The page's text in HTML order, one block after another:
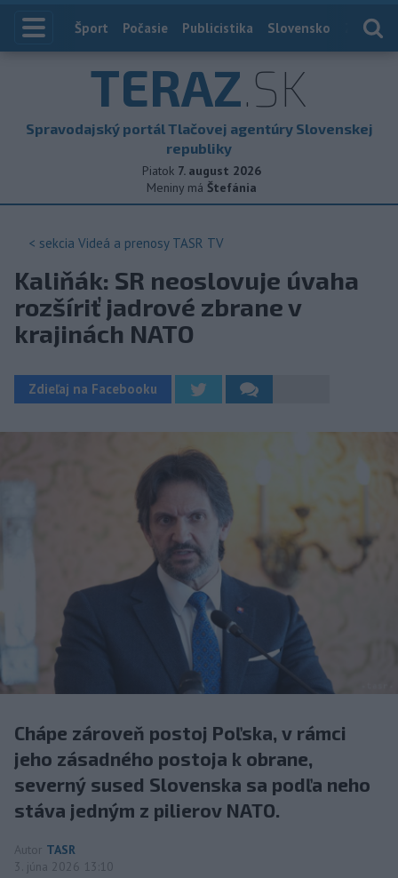
Index
Šport Počasie Publicistika Slovensko
TERAZ.SK
Spravodajský portál Tlačovej agentúry Slovenskej
republiky
Piatok 7. august 2026
Meniny má Štefánia
< sekcia Videá a prenosy TASR TV
Kaliňák: SR neoslovuje úvaha
rozšíriť jadrové zbrane v
krajinách NATO
Zdieľaj na Facebooku
Chápe zároveň postoj Poľska, v rámci
jeho zásadného postoja k obrane,
severný sused Slovenska sa podľa neho
stáva jedným z pilierov NATO.
Autor TASR
3. júna 2026 13:10